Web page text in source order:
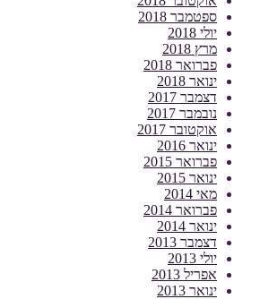
ספטמבר 2018
יולי 2018
מרץ 2018
פברואר 2018
ינואר 2018
דצמבר 2017
נובמבר 2017
אוקטובר 2017
ינואר 2016
פברואר 2015
ינואר 2015
מאי 2014
פברואר 2014
ינואר 2014
דצמבר 2013
יולי 2013
אפריל 2013
ינואר 2013